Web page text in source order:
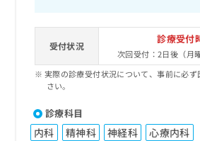
受付状況
診療受付
次回受付：2日後（月
実際の診療受付状況について、事前に必
さい。
診療科目
内科 精神科 神経科 心療内科